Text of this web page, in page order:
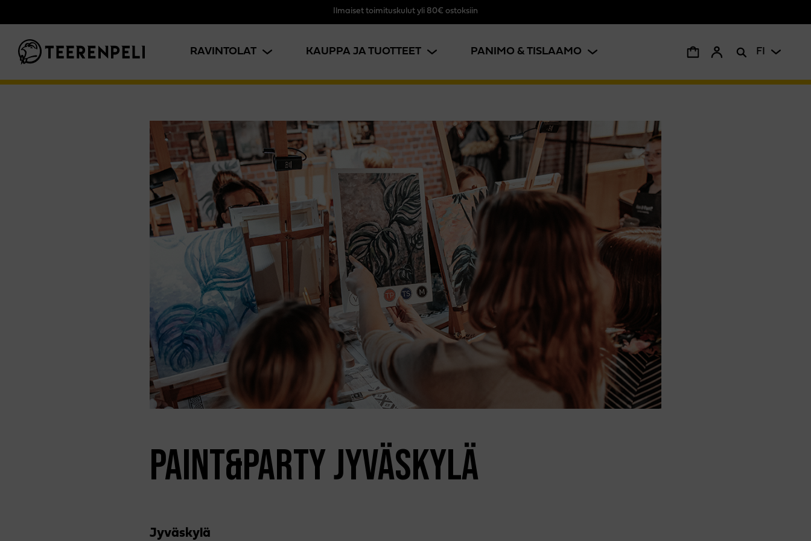
Ilmaiset toimituskulut yli 80€ ostoksiin
RAVINTOLAT KAUPPA JA TUOTTEET PANIMO & TISLAAMO FI
PAINT&PARTY JYVÄSKYLÄ
Jyväs­kylä